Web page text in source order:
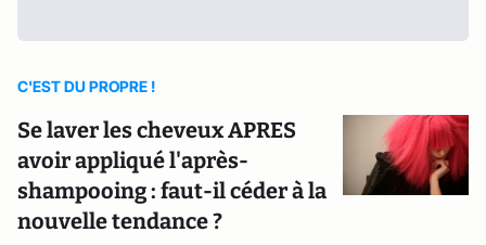
C'EST DU PROPRE !
Se laver les cheveux APRES
avoir appliqué l'après-
shampooing : faut-il céder à la
nouvelle tendance ?